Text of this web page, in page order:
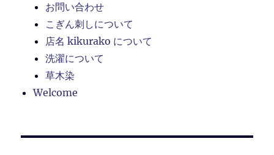
お問い合わせ
こぎん刺しについて
店名 kikurako について
洗濯について
草木染
Welcome